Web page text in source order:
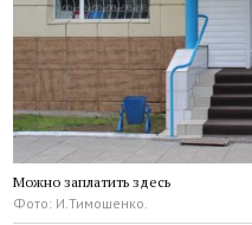
Можно заплатить здесь
Фото: И.Тимошенко.